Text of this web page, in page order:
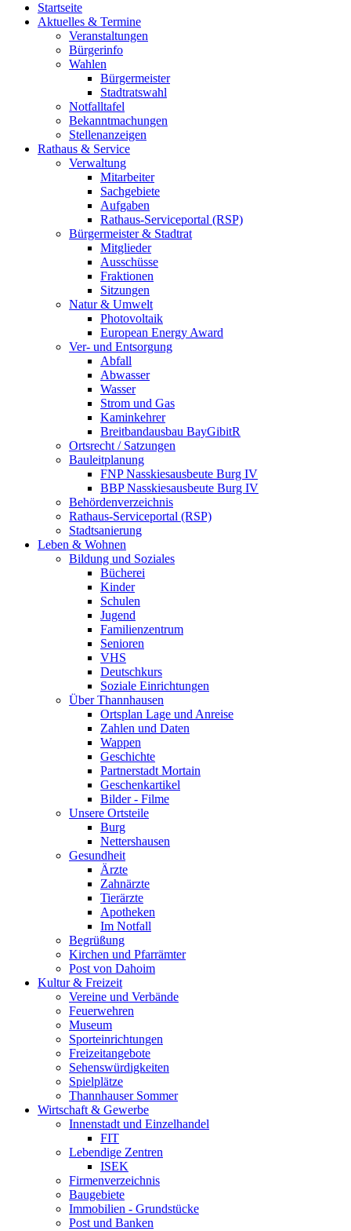
Startseite
Aktuelles & Termine
Veranstaltungen
Bürgerinfo
Wahlen
Bürgermeister
Stadtratswahl
Notfalltafel
Bekanntmachungen
Stellenanzeigen
Rathaus & Service
Verwaltung
Mitarbeiter
Sachgebiete
Aufgaben
Rathaus-Serviceportal (RSP)
Bürgermeister & Stadtrat
Mitglieder
Ausschüsse
Fraktionen
Sitzungen
Natur & Umwelt
Photovoltaik
European Energy Award
Ver- und Entsorgung
Abfall
Abwasser
Wasser
Strom und Gas
Kaminkehrer
Breitbandausbau BayGibitR
Ortsrecht / Satzungen
Bauleitplanung
FNP Nasskiesausbeute Burg IV
BBP Nasskiesausbeute Burg IV
Behördenverzeichnis
Rathaus-Serviceportal (RSP)
Stadtsanierung
Leben & Wohnen
Bildung und Soziales
Bücherei
Kinder
Schulen
Jugend
Familienzentrum
Senioren
VHS
Deutschkurs
Soziale Einrichtungen
Über Thannhausen
Ortsplan Lage und Anreise
Zahlen und Daten
Wappen
Geschichte
Partnerstadt Mortain
Geschenkartikel
Bilder - Filme
Unsere Ortsteile
Burg
Nettershausen
Gesundheit
Ärzte
Zahnärzte
Tierärzte
Apotheken
Im Notfall
Begrüßung
Kirchen und Pfarrämter
Post von Dahoim
Kultur & Freizeit
Vereine und Verbände
Feuerwehren
Museum
Sporteinrichtungen
Freizeitangebote
Sehenswürdigkeiten
Spielplätze
Thannhauser Sommer
Wirtschaft & Gewerbe
Innenstadt und Einzelhandel
FIT
Lebendige Zentren
ISEK
Firmenverzeichnis
Baugebiete
Immobilien - Grundstücke
Post und Banken